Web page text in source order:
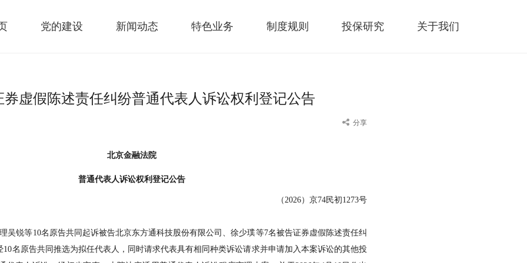
党的建设 新闻动态 特色业务 制度规则 投保研究 关于我们
券虚假陈述责任纠纷普通代表人诉讼权利登记公告
分享
北京金融法院
普通代表人诉讼权利登记公告
（2026）京74民初1273号
吴锐等10名原告共同起诉被告北京东方通科技股份有限公司、徐少璞等7名被告证券虚假陈述责任纠
名原告共同推选为拟任代表人，同时请求代表具有相同种类诉讼请求并申请加入本案诉讼的其他投